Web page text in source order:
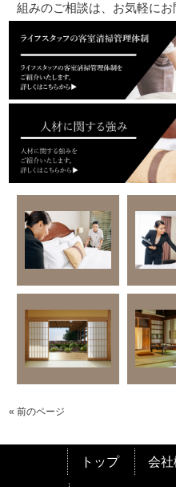
組みのご相談は、お気軽にお
« 前のページ
トップ 会社